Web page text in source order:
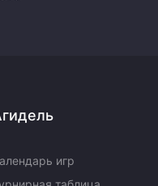
игр